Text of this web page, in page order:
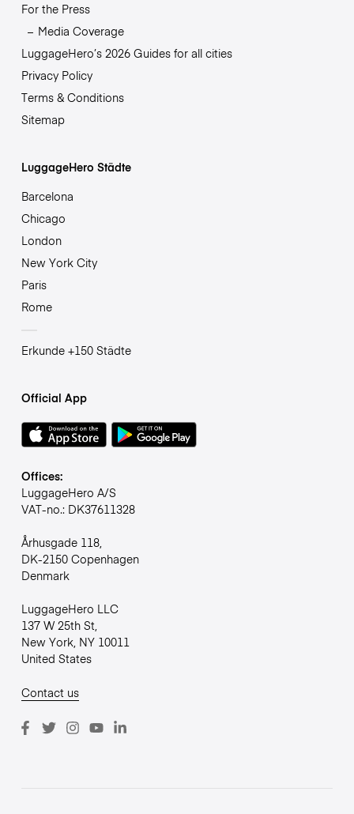
For the Press
Media Coverage
LuggageHero’s 2026 Guides for all cities
Privacy Policy
Terms & Conditions
Sitemap
LuggageHero Städte
Barcelona
Chicago
London
New York City
Paris
Rome
Erkunde +150 Städte
Official App
Offices:
LuggageHero A/S
VAT-no.: DK37611328
Århusgade 118,
DK-2150 Copenhagen
Denmark
LuggageHero LLC
137 W 25th St,
New York, NY 10011
United States
Contact us